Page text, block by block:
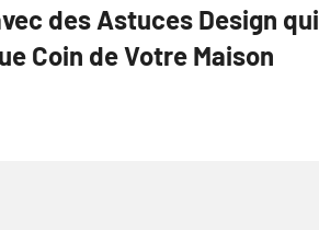
des Astuces Design qui
Coin de Votre Maison